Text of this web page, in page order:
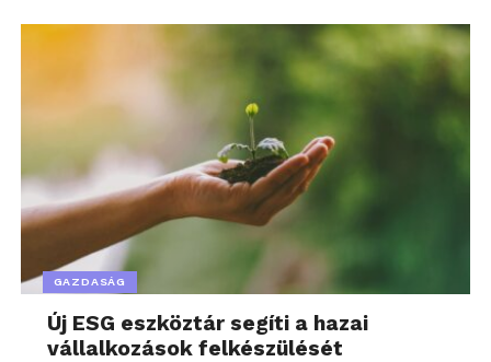
GAZDASÁG
Új ESG eszköztár segíti a hazai
vállalkozások felkészülését